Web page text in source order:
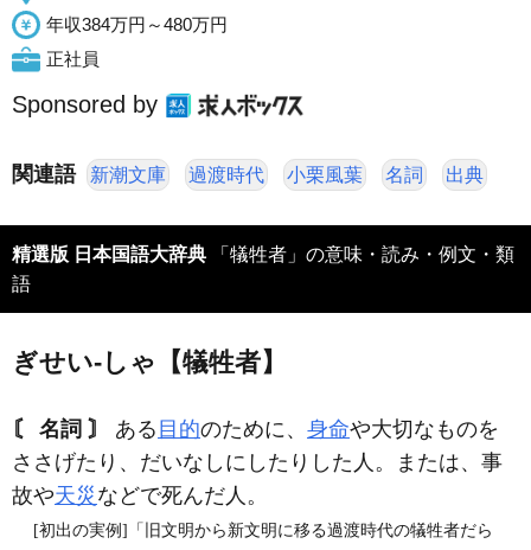
年収384万円～480万円
正社員
Sponsored by
関連語 新潮文庫 過渡時代 小栗風葉 名詞 出典
精選版 日本国語大辞典
語
ぎせい‐しゃ【犠牲者】
〘 名詞 〙 ある 目的のために、 身命や大切なものを
ささげたり、だいなしにしたりした人。または、事
故や天災 などで死んだ人。
[初出の実例]「旧文明から新文明に移る過渡時代の犠牲者だら